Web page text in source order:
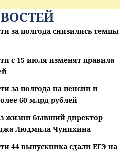
за полгода снизились темпы
с 15 июля изменят правила
за полгода на пенсии и
60 млрд рублей
жизни бывший директор
Людмила Чунихина
44 выпускника сдали ЕГЭ на